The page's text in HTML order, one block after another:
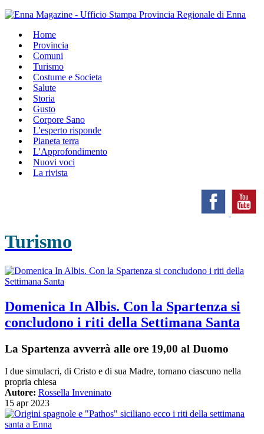
Home
Provincia
Comuni
Turismo
Costume e Societa
Salute
Storia
Gusto
Corpore Sano
L'esperto risponde
Pianeta terra
L'Approfondimento
Nuovi voci
La rivista
Turismo
Domenica In Albis. Con la Spartenza si
concludono i riti della Settimana Santa
La Spartenza avverrà alle ore 19,00 al Duomo
I due simulacri, di Cristo e di sua Madre, tornano ciascuno nella
propria chiesa
Autore: Rossella Inveninato
15 apr 2023